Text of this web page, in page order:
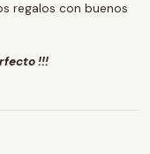
regalos con buenos
!!!